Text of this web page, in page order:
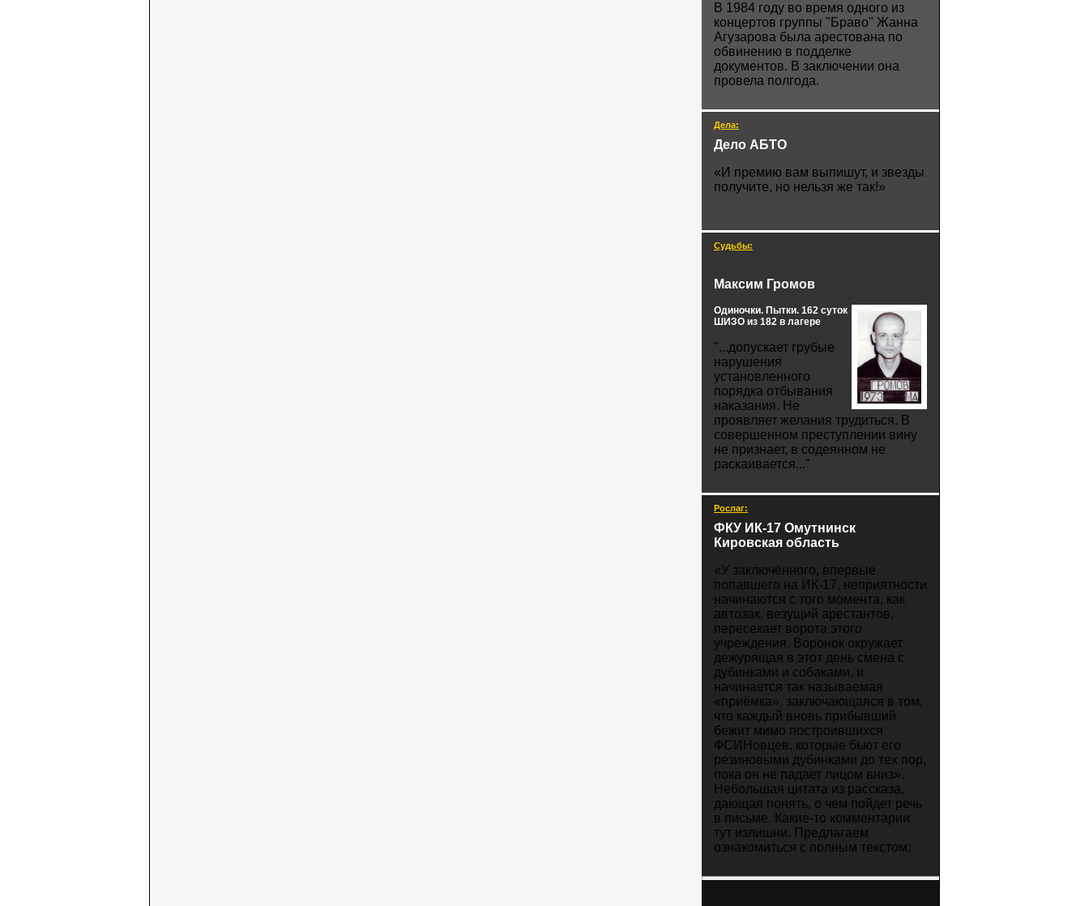
В 1984 году во время одного из
концертов группы "Браво" Жанна
Агузарова была арестована по
обвинению в подделке
документов. В заключении она
провела полгода.
Дела:
Дело АБТО
«И премию вам выпишут, и звезды
получите, но нельзя же так!»
Судьбы:
Максим Громов
Одиночки. Пытки. 162 суток
ШИЗО из 182 в лагере
"...допускает грубые
нарушения
установленного
порядка отбывания
наказания. Не
проявляет желания трудиться. В
совершенном преступлении вину
не признает, в содеянном не
раскаивается..."
Рослаг:
ФКУ ИК-17 Омутнинск
Кировская область
«У заключённого, впервые
попавшего на ИК-17, неприятности
начинаются с того момента, как
автозак, везущий арестантов,
пересекает ворота этого
учреждения. Воронок окружает
дежурящая в этот день смена с
дубинками и собаками, и
начинается так называемая
«приёмка», заключающаяся в том,
что каждый вновь прибывший
бежит мимо построившихся
ФСИНовцев, которые бьют его
резиновыми дубинками до тех пор,
пока он не падает лицом вниз».
Небольшая цитата из рассказа,
дающая понять, о чем пойдет речь
в письме. Какие-то комментарии
тут излишни. Предлагаем
ознакомиться с полным текстом: